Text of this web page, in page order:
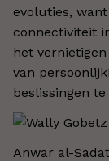
evoluties,
connectiviteit
het
van
beslissingen
Anwar al-